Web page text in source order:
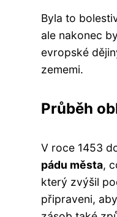
Byla to
ale nakonec
evropské
zememi.
Průběh
V roce 1453
pádu města,
který zvýšil
připraveni,